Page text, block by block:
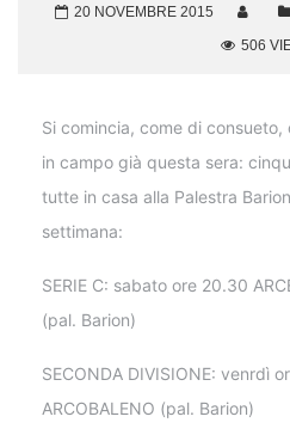
20 NOVEMBRE 2015
506
Si comincia, come di
in campo già questa sera:
tutte in casa alla Palestra
settimana:
SERIE C: sabato ore 20.30
(pal. Barion)
SECONDA DIVISIONE: venrdì
ARCOBALENO (pal. Barion)